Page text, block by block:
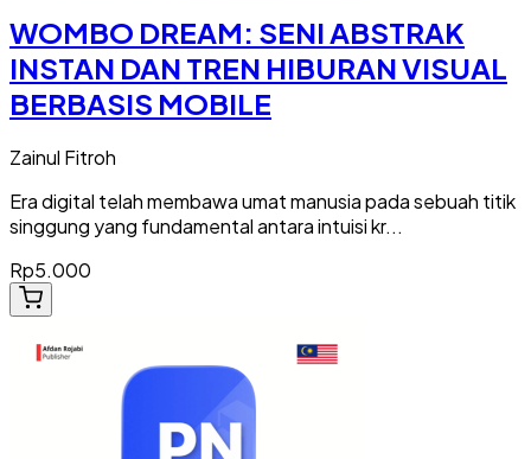
WOMBO DREAM: SENI ABSTRAK
INSTAN DAN TREN HIBURAN VISUAL
BERBASIS MOBILE
Zainul Fitroh
Era digital telah membawa umat manusia pada sebuah titik
singgung yang fundamental antara intuisi kr...
Rp5.000